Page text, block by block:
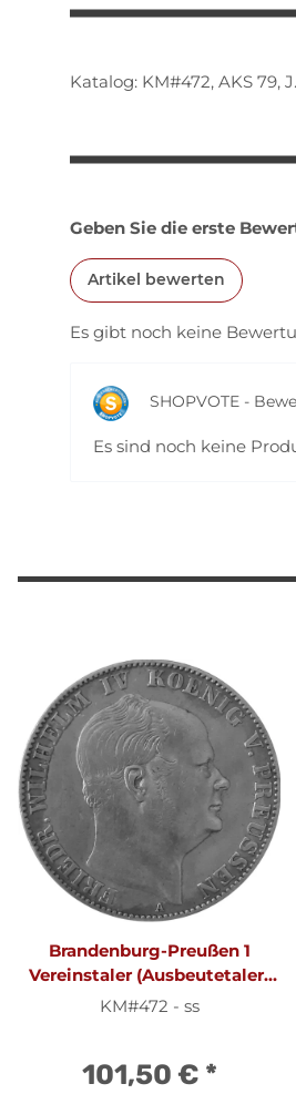
Katalog: KM#472, AKS 79,
Geben Sie die erste
Artikel bewerten
Es gibt noch keine
SHOPVOTE -
Es sind noch keine
Brandenburg-Preußen 1
Vereinstaler (Ausbeutetaler)
1857 A - König Friedrich
KM#472 - ss
101,50 € *